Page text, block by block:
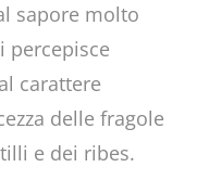
sapore molto
percepisce
carattere
delle fragole
e dei ribes.